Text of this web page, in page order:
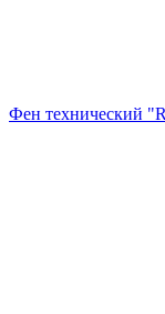
Фен технический